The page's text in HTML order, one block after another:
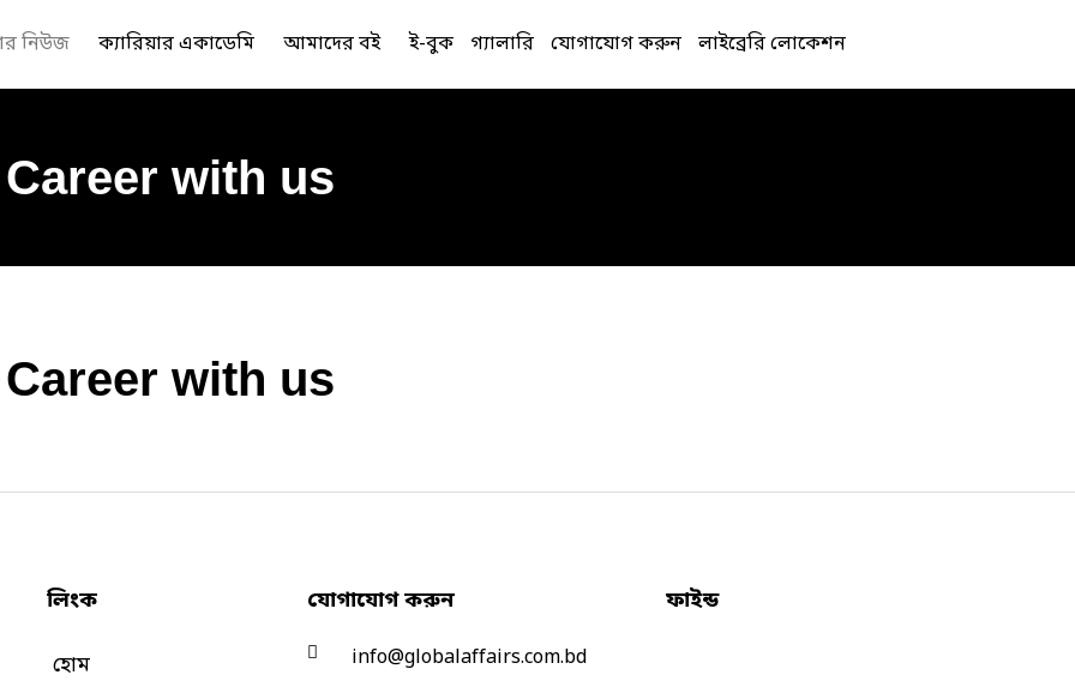
নিউজ ক্যারিয়ার একাডেমি আমাদের বই ই-বুক গ্যালারি যোগাযোগ করুন লাইব্রেরি লোকেশন
Career with us
Career with us
লিংক
হোম
যোগাযোগ করুন
info@globalaffairs.com.bd
ফাইন্ড